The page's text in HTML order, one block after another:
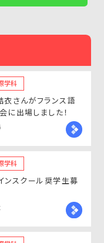
学科
さんがフランス語
に出場しました！
学科
ンスクール奨学生募